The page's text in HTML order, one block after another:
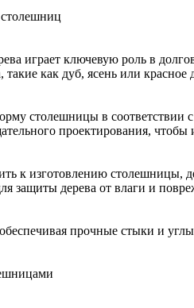
играет ключевую роль в
как дуб, ясень или красное
столешницы в
проектирования, чтобы
к изготовлению столешницы,
защиты дерева от влаги и
прочные стыки и